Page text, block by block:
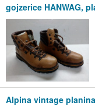
gojzerice HANWAG,
Alpina vintage